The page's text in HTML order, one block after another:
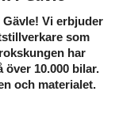
Gävle! Vi erbjuder
som
har
över 10.000 bilar.
och materialet.